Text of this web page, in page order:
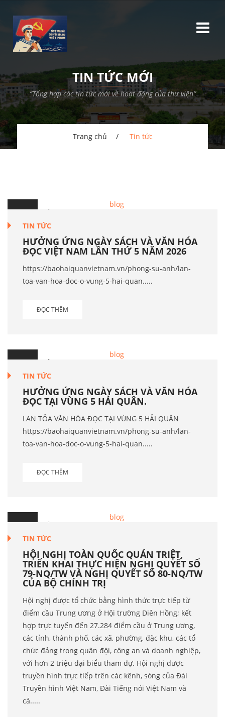
TIN TỨC MỚI
“Tổng hợp các tin tức mới về hoạt động của thư viện”
Trang chủ Tin tức
20 Th.4
TIN TỨC
HƯỞNG ỨNG NGÀY SÁCH VÀ VĂN HÓA
ĐỌC VIỆT NAM LẦN THỨ 5 NĂM 2026
https://baohaiquanvietnam.vn/phong-su-anh/lan-
toa-van-hoa-doc-o-vung-5-hai-quan.....
ĐỌC THÊM
20 Th.4
TIN TỨC
HƯỞNG ỨNG NGÀY SÁCH VÀ VĂN HÓA
ĐỌC TẠI VÙNG 5 HẢI QUÂN.
LAN TỎA VĂN HÓA ĐỌC TẠI VÙNG 5 HẢI QUÂN
https://baohaiquanvietnam.vn/phong-su-anh/lan-
toa-van-hoa-doc-o-vung-5-hai-quan.....
ĐỌC THÊM
25 Th.2
TIN TỨC
HỘI NGHỊ TOÀN QUỐC QUÁN TRIỆT,
TRIỂN KHAI THỰC HIỆN NGHỊ QUYẾT SỐ
79-NQ/TW VÀ NGHỊ QUYẾT SỐ 80-NQ/TW
CỦA BỘ CHÍNH TRỊ
Hội nghị được tổ chức bằng hình thức trực tiếp từ
điểm cầu Trung ương ở Hội trường Diên Hồng; kết
hợp trực tuyến đến 27.284 điểm cầu ở Trung ương,
các tỉnh, thành phố, các xã, phường, đặc khu, các tổ
chức đảng trong quân đội, công an và doanh nghiệp,
với hơn 2 triệu đại biểu tham dự. Hội nghị được
truyền hình trực tiếp trên các kênh, sóng của Đài
Truyền hình Việt Nam, Đài Tiếng nói Việt Nam và
cá.....